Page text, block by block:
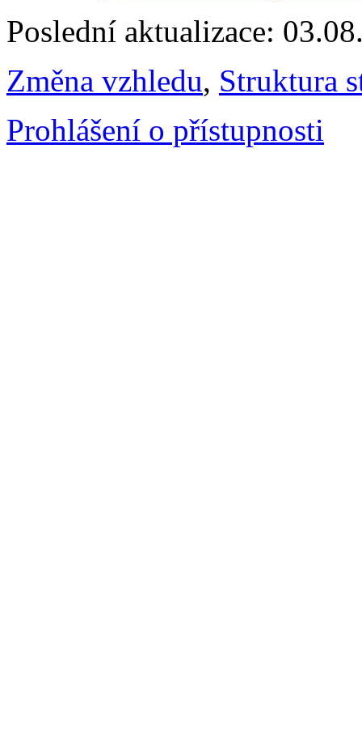
Poslední aktualizace:
Změna vzhledu, Struktura
Prohlášení o přístupnosti